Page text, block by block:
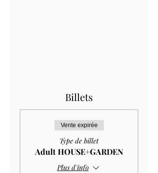
Billets
Vente expirée
Type de billet
Adult HOUSE+GARDEN
Plus d'info